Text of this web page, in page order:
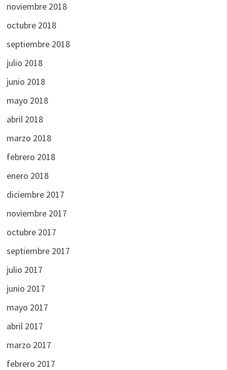
noviembre 2018
octubre 2018
septiembre 2018
julio 2018
junio 2018
mayo 2018
abril 2018
marzo 2018
febrero 2018
enero 2018
diciembre 2017
noviembre 2017
octubre 2017
septiembre 2017
julio 2017
junio 2017
mayo 2017
abril 2017
marzo 2017
febrero 2017